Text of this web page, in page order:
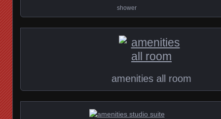
shower
amenities all room